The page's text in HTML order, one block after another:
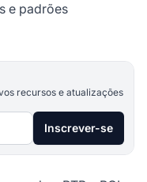
e padrões
recursos e atualizações
Inscrever-se